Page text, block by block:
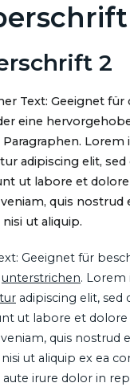
2
Text: Geeignet für
eine
adipiscing elit, sed
ut labore et dolore
quis nostrud
ut aliquip.
Geeignet für
unterstrichen. Lorem
adipiscing elit, sed
ut labore et dolore
quis nostrud
ut aliquip ex ea
aute irure dolor in